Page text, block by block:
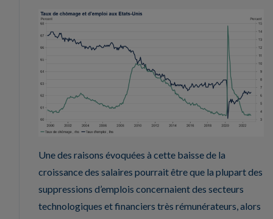
Une des raisons évoquées à cette baisse de la
croissance des salaires pourrait être que la plupart des
suppressions d’emplois concernaient des secteurs
technologiques et financiers très rémunérateurs, alors